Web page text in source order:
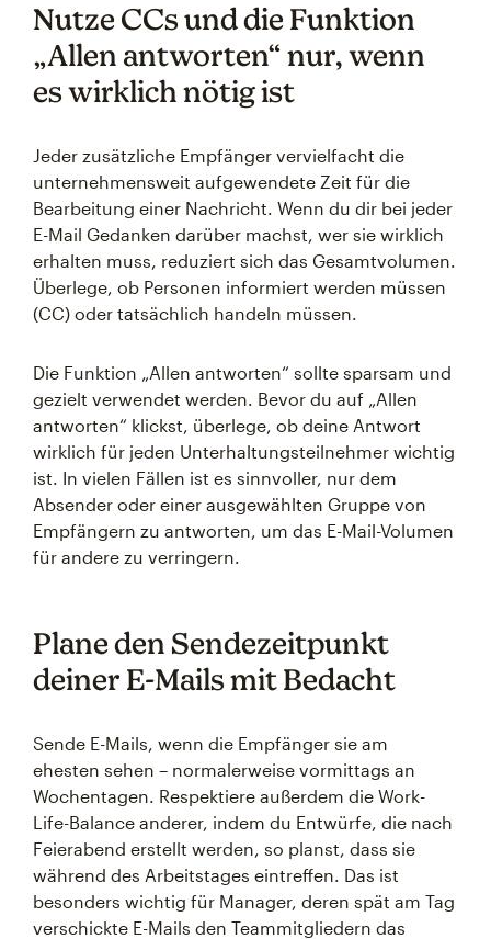
Nutze CCs und die Funktion
„Allen antworten“ nur, wenn
es wirklich nötig ist
Jeder zusätzliche Empfänger vervielfacht die
unternehmensweit aufgewendete Zeit für die
Bearbeitung einer Nachricht. Wenn du dir bei jeder
E-Mail Gedanken darüber machst, wer sie wirklich
erhalten muss, reduziert sich das Gesamtvolumen.
Überlege, ob Personen informiert werden müssen
(CC) oder tatsächlich handeln müssen.
Die Funktion „Allen antworten“ sollte sparsam und
gezielt verwendet werden. Bevor du auf „Allen
antworten“ klickst, überlege, ob deine Antwort
wirklich für jeden Unterhaltungsteilnehmer wichtig
ist. In vielen Fällen ist es sinnvoller, nur dem
Absender oder einer ausgewählten Gruppe von
Empfängern zu antworten, um das E-Mail-Volumen
für andere zu verringern.
Plane den Sendezeitpunkt
deiner E-Mails mit Bedacht
Sende E-Mails, wenn die Empfänger sie am
ehesten sehen – normalerweise vormittags an
Wochentagen. Respektiere außerdem die Work-
Life-Balance anderer, indem du Entwürfe, die nach
Feierabend erstellt werden, so planst, dass sie
während des Arbeitstages eintreffen. Das ist
besonders wichtig für Manager, deren spät am Tag
verschickte E-Mails den Teammitgliedern das